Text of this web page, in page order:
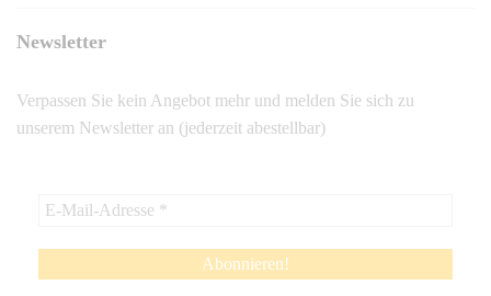
Newsletter
Verpassen Sie kein Angebot mehr und melden Sie sich zu
unserem Newsletter an (jederzeit abestellbar)